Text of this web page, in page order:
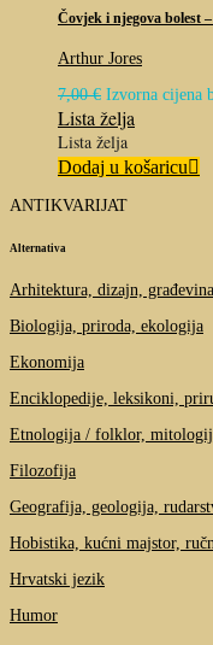
Čovjek i njegova bolest
Arthur Jores
7,00€ Izvorna cijena
Lista želja
Lista želja
Dodaj u košaricu
ANTIKVARIJAT
Alternativa
Arhitektura, dizajn,
Biologija, priroda, ekologija
Ekonomija
Enciklopedije, leksikoni,
Etnologija / folklor,
Filozofija
Geografija, geologija,
Hobistika, kućni majstor,
Hrvatski jezik
Humor